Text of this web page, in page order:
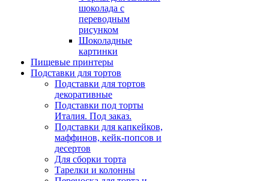
шоколада с
переводным
рисунком
Шоколадные
картинки
Пищевые принтеры
Подставки для тортов
Подставки для тортов
декоративные
Подставки под торты
Италия. Под заказ.
Подставки для капкейков,
маффинов, кейк-попсов и
десертов
Для сборки торта
Тарелки и колонны